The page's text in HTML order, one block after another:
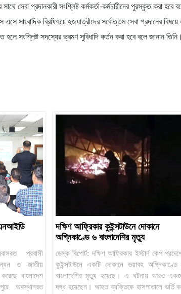
সেবা প্রদানকারী সংশ্লিষ্ট কর্মকর্তা-কর্মচারীদের পুরস্কৃত করা হবে
সাংবাদিক ব্রিফিংয়ে হজযাত্রীদের সর্বোত্তম সেবা প্রদানের বিষয়ে
হলে সংশ্লিষ্ট সদস্যের ভ্রমণ সুবিধাদি কর্তন করা হবে বলে জানান তিনি।
এনআইডি
প্রবাসী
ও জাতীয়
বাংলাদেশ
অবস্থানরত
দক্ষিণ আফ্রিকার কুইন্সটাউনে দোকানে
অগ্নিকাণ্ডে ৬ বাংলাদেশির মৃত্যু
ডেস্ক রিপোর্ট: দক্ষিণ আফ্রিকার ইস্টার্ন কেপ
কুইন্সটাউনে একটি দোকানে ভয়াবহ
বাংলাদেশির মৃত্যু হয়েছে। এ ঘটনায় আরও
দগ্ধ হয়েছেন। আহত ব্যক্তিকে হাসপাতালে ভর্তি